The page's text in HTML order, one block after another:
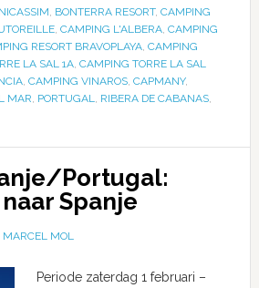
, BONTERRA RESORT, CAMPING
, CAMPING L'ALBERA, CAMPING
RESORT BRAVOPLAYA, CAMPING
LA SAL 1A, CAMPING TORRE LA SAL
, CAMPING VINAROS, CAPMANY,
MAR, PORTUGAL, RIBERA DE CABANAS,
Portugal:
Spanje
MARCEL MOL
Periode zaterdag 1 februari –